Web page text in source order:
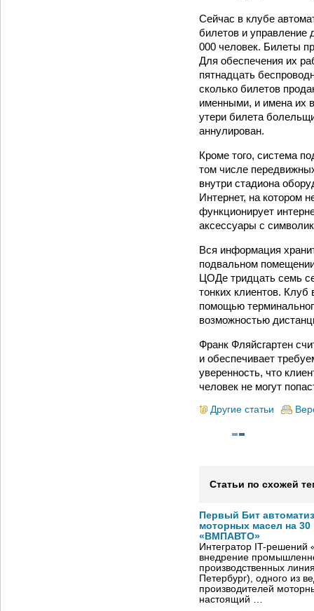
Сейчас в клубе
билетов и управление
000 человек. Билеты
Для обеспечения их
пятнадцать
сколько билетов
именными, и имена их
утери билета
аннулирован.
Кроме того, система
том числе
внутри стадиона
Интернет, на котором
функционирует
аксессуары с
Вся информация
подвальном
ЦОДе тридцать семь
тонких клиентов.
помощью
возможностью
Франк Фляйсгартен
и обеспечивает
уверенность, что
человек не могут
Другие статьи
Статьи по схожей
Первый Бит
моторных масел на
«ВМПАВТО»
Интегратор IT-
внедрение
производственных
Петербург), одного из
производителей
настоящий …